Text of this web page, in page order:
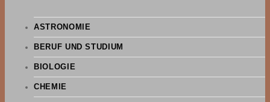
ASTRONOMIE
BERUF UND STUDIUM
BIOLOGIE
CHEMIE